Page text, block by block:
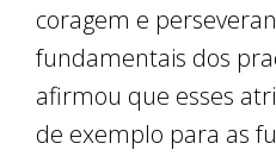
coragem e
fundamentais dos
afirmou que esses
de exemplo para as